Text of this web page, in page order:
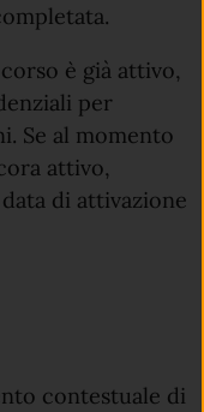
è già attivo,
per
Se al momento
attivo,
di attivazione
contestuale di